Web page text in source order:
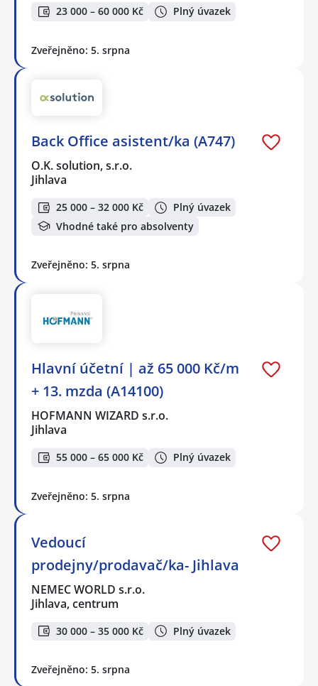
23 000 – 60 000 Kč Plný úvazek
Zveřejněno: 5. srpna
Back Office asistent/ka (A747)
O.K. solution, s.r.o.
Jihlava
25 000 – 32 000 Kč
Plný úvazek
Vhodné také pro absolventy
Zveřejněno: 5. srpna
Hlavní účetní | až 65 000 Kč/m
+ 13. mzda (A14100)
HOFMANN WIZARD s.r.o.
Jihlava
55 000 – 65 000 Kč Plný úvazek
Zveřejněno: 5. srpna
Vedoucí
prodejny/prodavač/ka- Jihlava
NEMEC WORLD s.r.o.
Jihlava, centrum
30 000 – 35 000 Kč Plný úvazek
Zveřejněno: 5. srpna